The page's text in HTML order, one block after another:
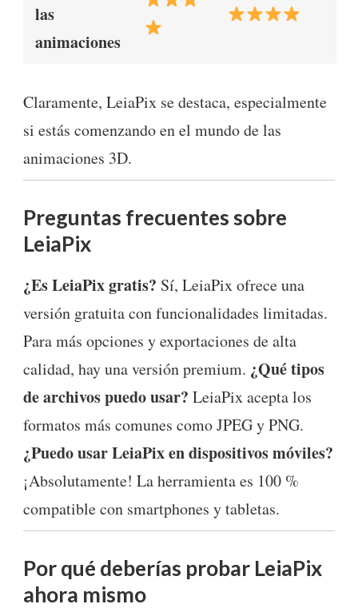
las
animaciones
Claramente, LeiaPix se destaca, especialmente
si estás comenzando en el mundo de las
animaciones 3D.
Preguntas frecuentes sobre
LeiaPix
¿Es LeiaPix gratis? Sí, LeiaPix ofrece una
versión gratuita con funcionalidades limitadas.
Para más opciones y exportaciones de alta
calidad, hay una versión premium. ¿Qué tipos
de archivos puedo usar? LeiaPix acepta los
formatos más comunes como JPEG y PNG.
¿Puedo usar LeiaPix en dispositivos móviles?
¡Absolutamente! La herramienta es 100 %
compatible con smartphones y tabletas.
Por qué deberías probar LeiaPix
ahora mismo